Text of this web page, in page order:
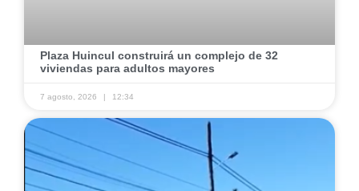
Plaza Huincul construirá un complejo de 32
viviendas para adultos mayores
7 agosto, 2026 12:34